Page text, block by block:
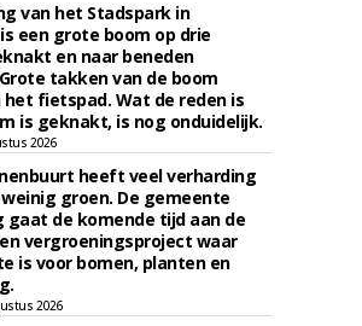
van het Stadspark in
een grote boom op drie
en naar beneden
takken van de boom
fietspad. Wat de reden is
is geknakt, is nog onduidelijk.
2026
heeft veel verharding
groen. De gemeente
gaat de komende tijd aan de
vergroeningsproject waar
is voor bomen, planten en
2026